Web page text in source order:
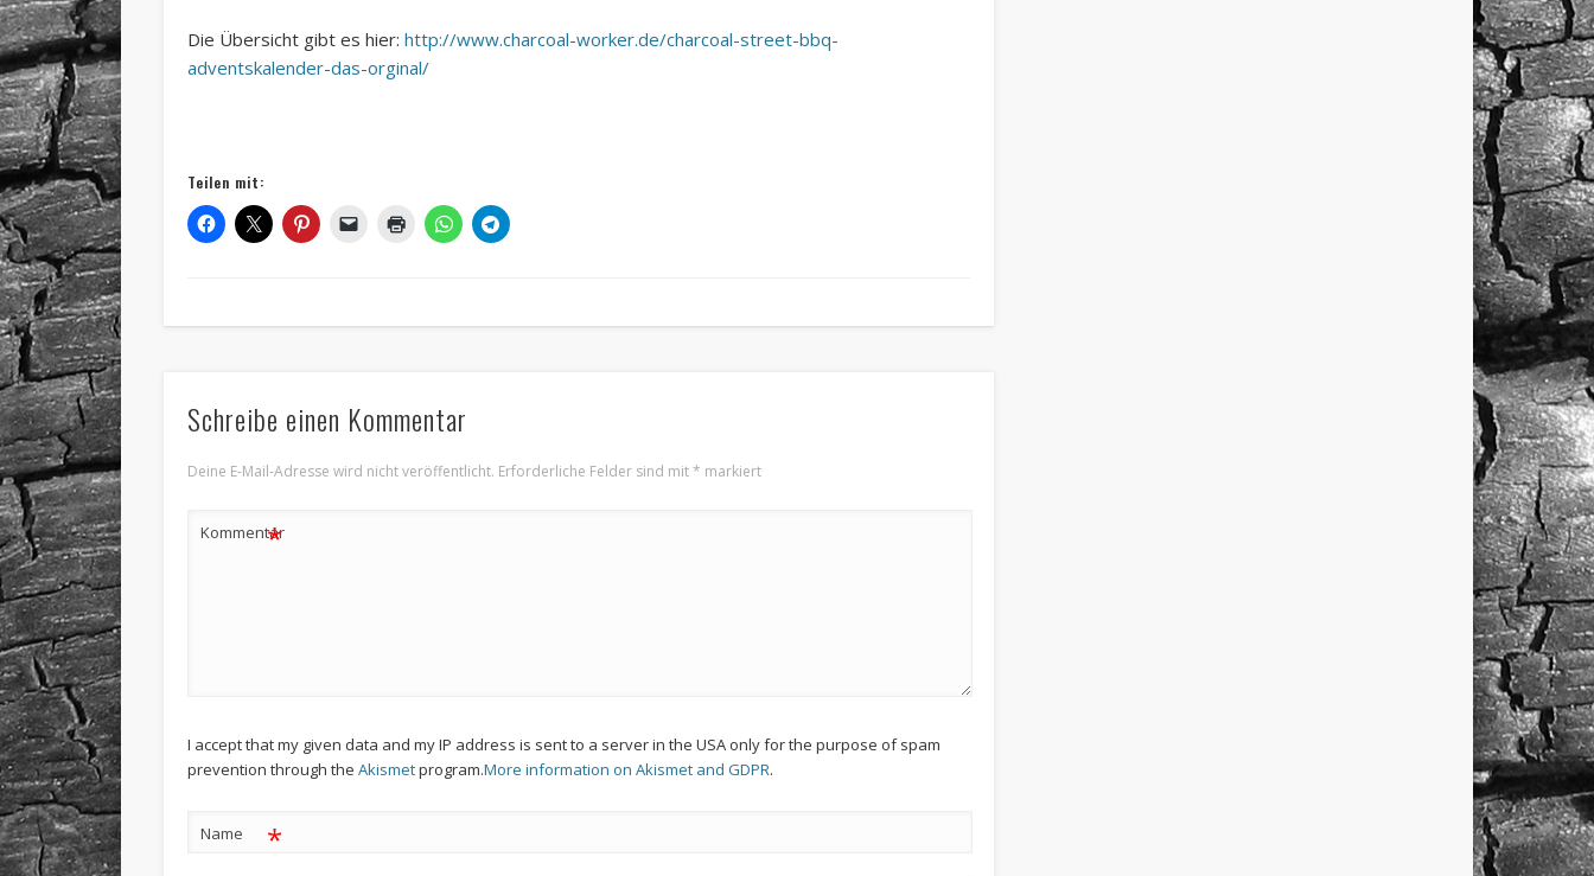
Die Übersicht gibt es hier:http://www.charcoal-worker.de/charcoal-street-bbq-
adventskalender-das-orginal/
Teilen mit:
Schreibe einen Kommentar
Deine E-Mail-Adresse wird nicht veröffentlicht. Erforderliche Felder sind mit* markiert
Kommentar
*
I accept that my given data and my IP address is sent to a server in the USA only for the purpose of spam
prevention through theAkismetprogram.More information on Akismet and GDPR.
Name *